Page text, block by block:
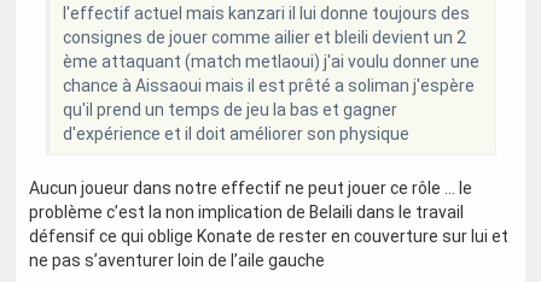
l'effectif actuel mais kanzari il lui donne toujours des
consignes de jouer comme ailier et bleili devient un 2
ème attaquant (match metlaoui) j'ai voulu donner une
chance à Aissaoui mais il est prêté a soliman j'espère
qu'il prend un temps de jeu la bas et gagner
d'expérience et il doit améliorer son physique
Aucun joueur dans notre effectif ne peut jouer ce rôle … le
problème c’est la non implication de Belaili dans le travail
défensif ce qui oblige Konate de rester en couverture sur lui et
ne pas s’aventurer loin de l’aile gauche